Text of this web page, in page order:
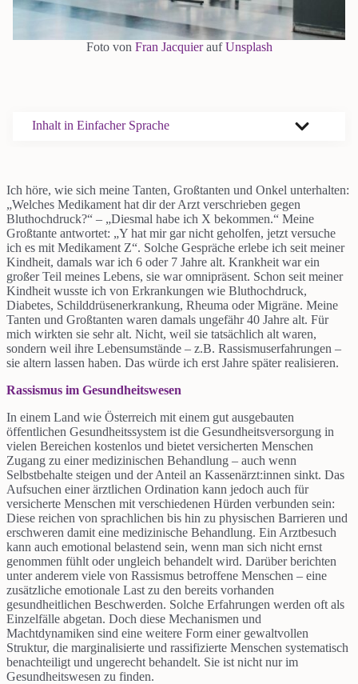
Foto von Fran JacquieraufUnsplash
Inhalt in Einfacher Sprache
Ich höre, wie sich meine Tanten, Großtanten und Onkel unterhalten:
„Welches Medikament hat dir der Arzt verschrieben gegen
Bluthochdruck?“ – „Diesmal habe ich X bekommen.“ Meine
Großtante antwortet: „Y hat mir gar nicht geholfen, jetzt versuche
ich es mit Medikament Z“. Solche Gespräche erlebe ich seit meiner
Kindheit, damals war ich 6 oder 7 Jahre alt. Krankheit war ein
großer Teil meines Lebens, sie war omnipräsent. Schon seit meiner
Kindheit wusste ich von Erkrankungen wie Bluthochdruck,
Diabetes, Schilddrüsenerkrankung, Rheuma oder Migräne. Meine
Tanten und Großtanten waren damals ungefähr 40 Jahre alt. Für
mich wirkten sie sehr alt. Nicht, weil sie tatsächlich alt waren,
sondern weil ihre Lebensumstände – z.B. Rassismuserfahrungen –
sie altern lassen haben. Das würde ich erst Jahre später realisieren.
Rassismus im Gesundheitswesen
In einem Land wie Österreich mit einem gut ausgebauten
öffentlichen Gesundheitssystem ist die Gesundheitsversorgung in
vielen Bereichen kostenlos und bietet versicherten Menschen
Zugang zu einer medizinischen Behandlung – auch wenn
Selbstbehalte steigen und der Anteil an Kassenärzt:innen sinkt. Das
Aufsuchen einer ärztlichen Ordination kann jedoch auch für
versicherte Menschen mit verschiedenen Hürden verbunden sein:
Diese reichen von sprachlichen bis hin zu physischen Barrieren und
erschweren damit eine medizinische Behandlung. Ein Arztbesuch
kann auch emotional belastend sein, wenn man sich nicht ernst
genommen fühlt oder ungleich behandelt wird. Darüber berichten
unter anderem viele von Rassismus betroffene Menschen – eine
zusätzliche emotionale Last zu den bereits vorhanden
gesundheitlichen Beschwerden. Solche Erfahrungen werden oft als
Einzelfälle abgetan. Doch diese Mechanismen und
Machtdynamiken sind eine weitere Form einer gewaltvollen
Struktur, die marginalisierte und rassifizierte Menschen systematisch
benachteiligt und ungerecht behandelt. Sie ist nicht nur im
Gesundheitswesen zu finden.